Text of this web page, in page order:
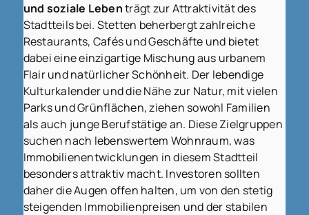
und soziale Lebenträgt zur Attraktivität des
Stadtteils bei. Stetten beherbergt zahlreiche
Restaurants, Cafés und Geschäfte und bietet
dabei eine einzigartige Mischung aus urbanem
Flair und natürlicher Schönheit. Der lebendige
Kulturkalender und die Nähe zur Natur, mit vielen
Parks und Grünflächen, ziehen sowohl Familien
als auch junge Berufstätige an. Diese Zielgruppen
suchen nach lebenswertem Wohnraum, was
Immobilienentwicklungen in diesem Stadtteil
besonders attraktiv macht. Investoren sollten
daher die Augen offen halten, um von den stetig
steigenden Immobilienpreisen und der stabilen